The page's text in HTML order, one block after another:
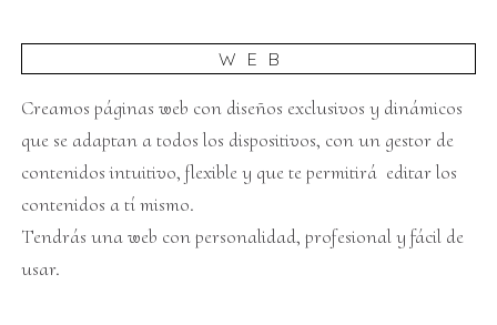
WEB
Creamos páginas web con diseños exclusivos y dinámicos
que se adaptan a todos los dispositivos, con un gestor de
contenidos intuitivo, flexible y que te permitirá editar los
contenidos a tí mismo.
Tendrás una web con personalidad, profesional y fácil de
usar.